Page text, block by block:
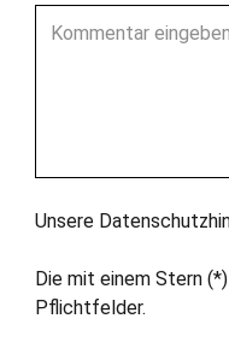
Unsere
Die mit einem Stern
Pflichtfelder.